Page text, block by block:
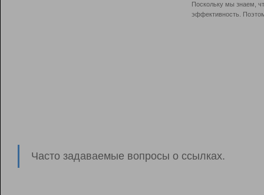
Поскольку мы знаем,
эффективность.
Часто задаваемые вопросы о ссылках.